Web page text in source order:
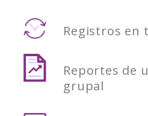
Registros en
Reportes de
grupal